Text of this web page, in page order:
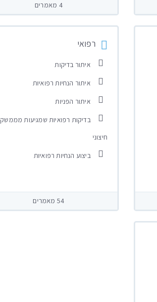
4 מאמרים
רפואי
איתור בדיקות
איתור הנחיות רפואיות
איתור הפניות
בדיקות רפואיות שמגיעות מממשק
חיצוני
ביצוע הנחיות רפואיות
54 מאמרים